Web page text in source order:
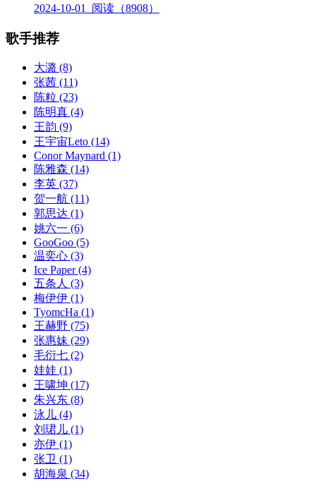
2024-10-01
阅读（8908）
歌手推荐
大潞 (8)
张茜 (11)
陈粒 (23)
陈明真 (4)
王韵 (9)
王宇宙Leto (14)
Conor Maynard (1)
陈雅森 (14)
李英 (37)
贺一航 (11)
郭思达 (1)
姚六一 (6)
GooGoo (5)
温奕心 (3)
Ice Paper(4)
五条人 (3)
梅伊伊 (1)
TyomcHa (1)
王赫野 (75)
张惠妹 (29)
毛衍七 (2)
娃娃 (1)
王啸坤 (17)
朱兴东 (8)
泳儿 (4)
刘珺儿 (1)
亦伊 (1)
张卫 (1)
胡海泉 (34)